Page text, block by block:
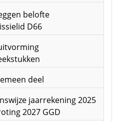
belofte
D66
deel
jaarrekening 2025
2027 GGD